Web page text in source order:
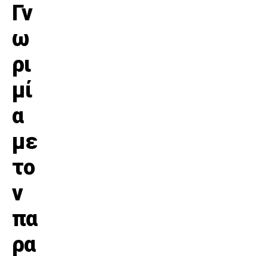
Γν
ω
ρι
μί
α
με
το
ν
πα
ρα